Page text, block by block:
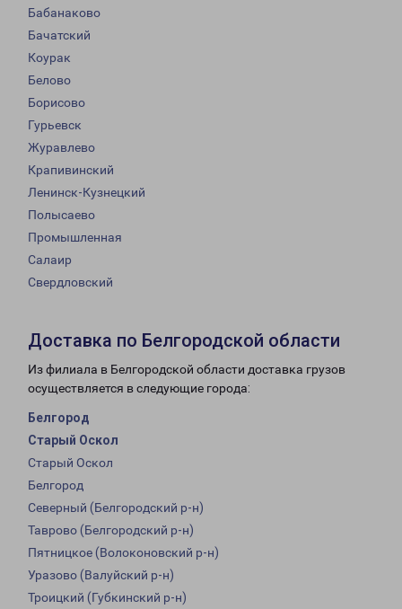
Бабанаково
Бачатский
Коурак
Белово
Борисово
Гурьевск
Журавлево
Крапивинский
Ленинск-Кузнецкий
Полысаево
Промышленная
Салаир
Свердловский
Доставка по Белгородской области
Из филиала в Белгородской области доставка грузов
осуществляется в следующие города:
Белгород
Старый Оскол
Старый Оскол
Белгород
Северный (Белгородский р-н)
Таврово (Белгородский р-н)
Пятницкое (Волоконовский р-н)
Уразово (Валуйский р-н)
Троицкий (Губкинский р-н)